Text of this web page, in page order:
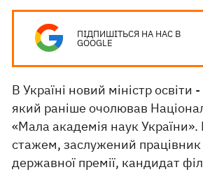
ПІДПИШІТЬСЯ НА НАС В
GOOGLE
В Україні новий міністр освіти -
який раніше очолював
«Мала академія наук України».
стажем, заслужений працівник
державної премії, кандидат